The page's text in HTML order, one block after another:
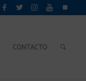
CONTACTO